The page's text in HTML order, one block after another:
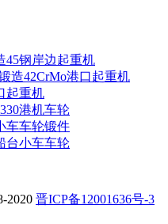
45钢岸边起重机
造42CrMo港口起重机
起重机
港机车轮
车车轮锻件
台小车车轮
2020 晋ICP备12001636号-3